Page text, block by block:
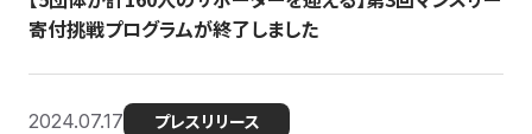
寄付挑戦プログラムが終了しました
2024.07.17 プレスリリース